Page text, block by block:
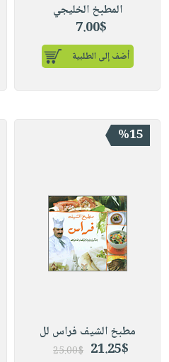
المطبخ الخليجي
7.00$
أضف إلى الطلبية
%15
مطبخ الشيف فراس لل
21.25$
25.00$